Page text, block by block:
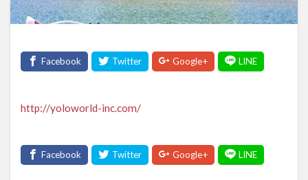
http://yoloworld-inc.com/